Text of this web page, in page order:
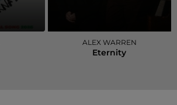
ALEX WARREN
Eternity